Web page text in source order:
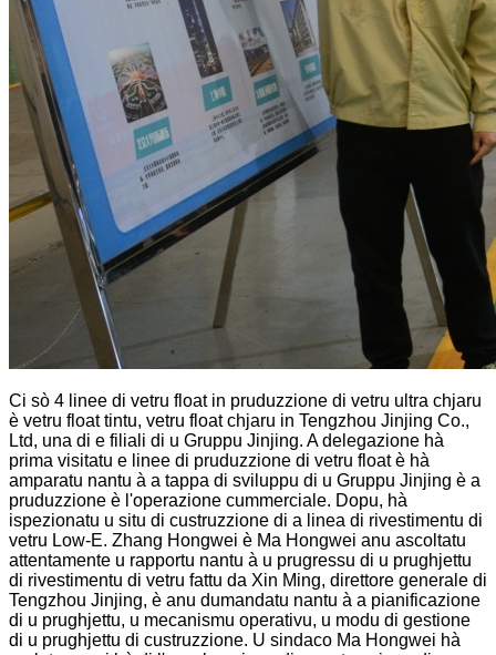
Ci sò 4 linee di vetru float in pruduzzione di vetru ultra chjaru
è vetru float tintu, vetru float chjaru in Tengzhou Jinjing Co.,
Ltd, una di e filiali di u Gruppu Jinjing. A delegazione hà
prima visitatu e linee di pruduzzione di vetru float è hà
amparatu nantu à a tappa di sviluppu di u Gruppu Jinjing è a
pruduzzione è l'operazione cummerciale. Dopu, hà
ispezionatu u situ di custruzzione di a linea di rivestimentu di
vetru Low-E. Zhang Hongwei è Ma Hongwei anu ascoltatu
attentamente u rapportu nantu à u prugressu di u prughjettu
di rivestimentu di vetru fattu da Xin Ming, direttore generale di
Tengzhou Jinjing, è anu dumandatu nantu à a pianificazione
di u prughjettu, u mecanismu operativu, u modu di gestione
di u prughjettu di custruzzione. U sindaco Ma Hongwei hà